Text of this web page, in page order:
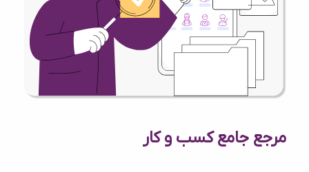
مرجع جامع کسب و کار